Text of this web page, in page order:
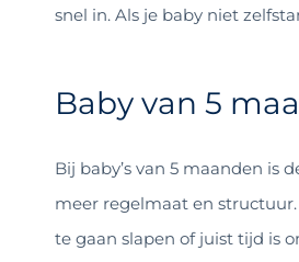
snel in. Als je baby niet
Baby van 5
Bij baby’s van 5 maanden is
meer regelmaat en
te gaan slapen of juist tijd is